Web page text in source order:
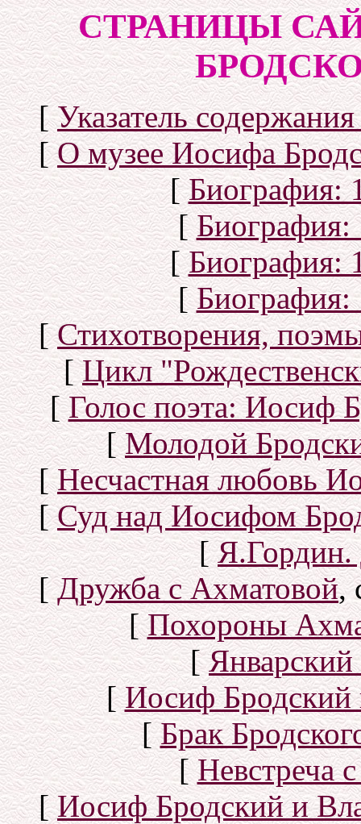
СТРАНИЦЫ
[Указатель
[О музее Иосифа
[Биография:
[Биография:
[Биография:
[Биография:
[Стихотворения,
[Цикл
[Голос поэта: Иосиф
[Молодой
[Несчастная любовь
[Суд над Иосифом
[Я.Гордин.
[Дружба с Ахматовой,
[Похороны
[Январский
[Иосиф Бродский
[Брак
[Невстреча
[Иосиф Бродский и